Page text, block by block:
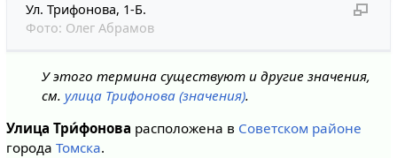
Ул. Трифонова, 1-Б.
Фото: Олег Абрамов
У этого термина существуют и другие значения,
см. улица Трифонова (значения).
Улица Три́фонова расположена в Советском районе
города Томска.